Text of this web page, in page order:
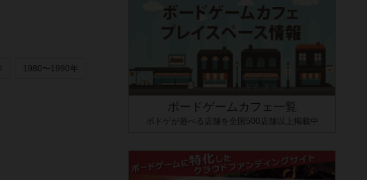
1980〜1990年
ボードゲームカフェ一覧
ボドゲが遊べる店舗を全国500店舗以上掲載中